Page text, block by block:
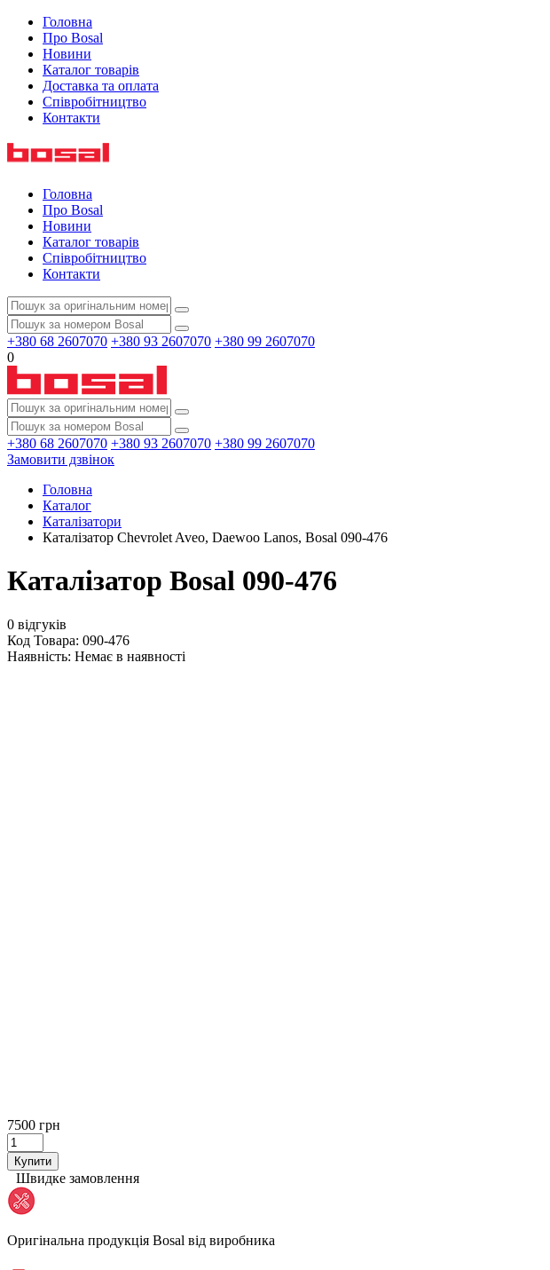
Головна
Про Bosal
Новини
Каталог товарів
Доставка та оплата
Співробітництво
Контакти
Головна
Про Bosal
Новини
Каталог товарів
Співробітництво
Контакти
+380 68 2607070 +380 93 2607070 +380 99 2607070
0
+380 68 2607070 +380 93 2607070 +380 99 2607070
Замовити дзвінок
Головна
Каталог
Каталізатори
Каталізатор Chevrolet Aveo, Daewoo Lanos, Bosal 090-476
Каталізатор Bosal 090-476
0 відгуків
Код Товара: 090-476
Наявність: Немає в наявності
7500 грн
Купити
Швидке замовлення
Оригінальна продукція Bosal від виробника